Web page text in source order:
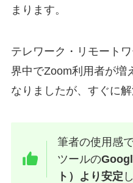
まります。
テレワーク・リモート
界中でZoom利用者が増
なりましたが、すぐに解
筆者の使用感
ツールの
ト）より安定